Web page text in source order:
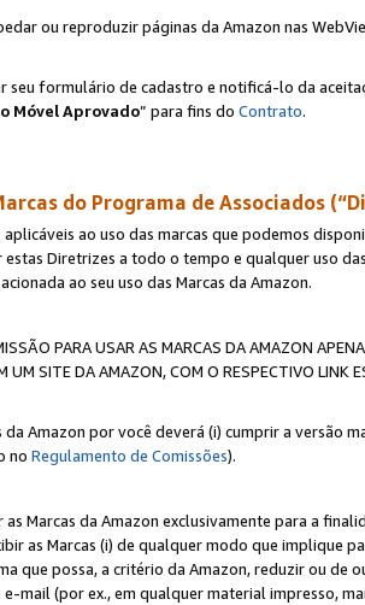
ou reproduzir páginas da Amazon nas
seu formulário de cadastro e notificá-lo da
Móvel Aprovado” para fins do Contrato.
do Programa de Associados
aplicáveis ao uso das marcas que podemos
Diretrizes a todo o tempo e qualquer uso
ao seu uso das Marcas da Amazon.
PARA USAR AS MARCAS DA AMAZON
UM SITE DA AMAZON, COM O RESPECTIVO LINK
da Amazon por você deverá (i) cumprir a versão
no Regulamento de Comissões).
as Marcas da Amazon exclusivamente para a
as Marcas (i) de qualquer modo que implique
que possa, a critério da Amazon, reduzir ou de
mail (por ex., em qualquer material impresso,